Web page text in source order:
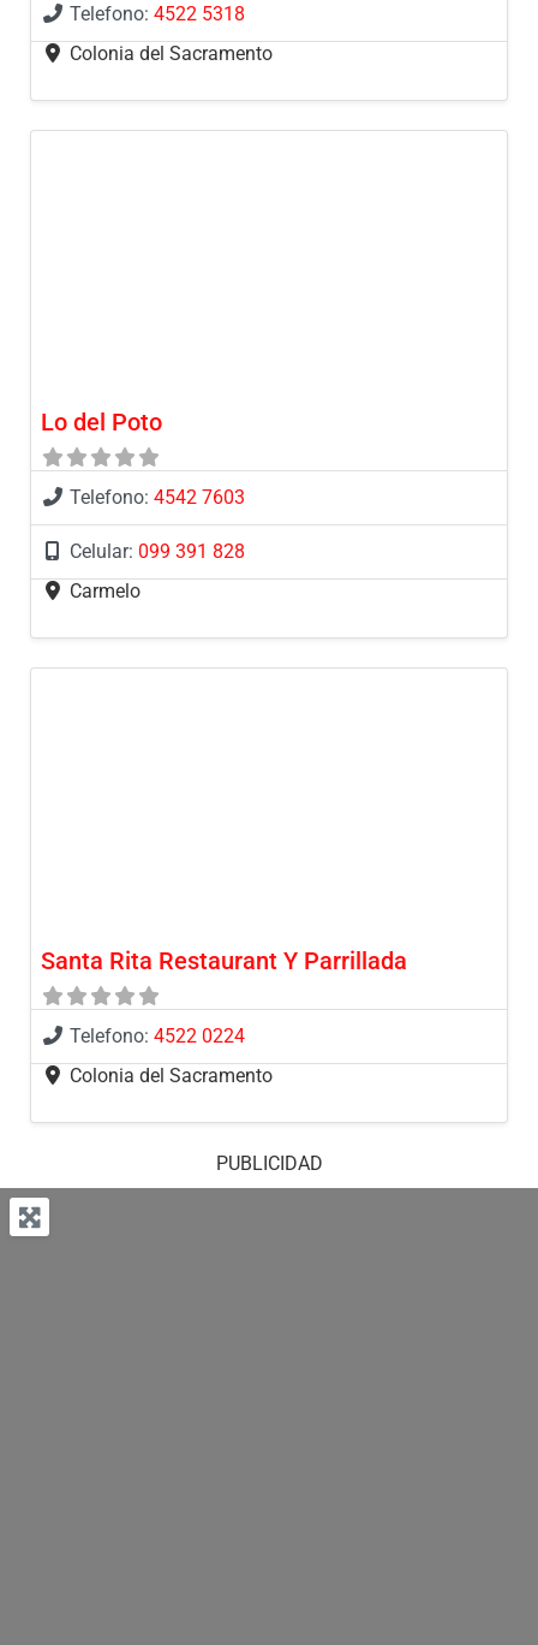
Telefono: 4522 5318
Colonia del Sacramento
Lo del Poto
Telefono: 4542 7603
Celular: 099 391 828
Carmelo
Santa Rita Restaurant Y Parrillada
Telefono: 4522 0224
Colonia del Sacramento
PUBLICIDAD